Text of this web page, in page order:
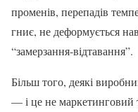
променів, перепадів
гниє, не деформується
“замерзання-відтавання”.
Більш того, деякі
— і це не маркетинговий